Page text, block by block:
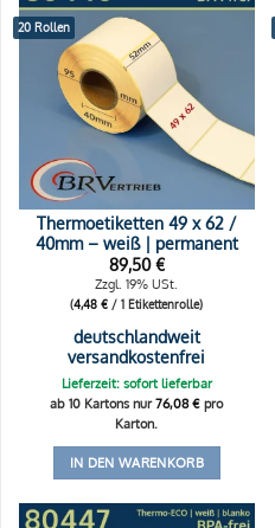
20 Rollen
Thermoetiketten 49 x 62 /
40mm – weiß | permanent
89,50€
Zzgl. 19% USt.
(4,48€ / 1 Etikettenrolle)
deutschlandweit
versandkostenfrei
Lieferzeit: sofort lieferbar
ab 10 Kartons nur76,08€ pro
Karton.
IN DEN WARENKORB